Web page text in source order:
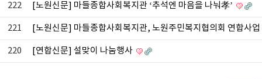
222 [노원신문] 마들종합사회복지관 ‘추석엔 마음을 나눠孝’
221 [노원신문] 마들종합사회복지관, 노원주민복지협의회 연합사
220 [연합신문] 설맞이 나눔행사